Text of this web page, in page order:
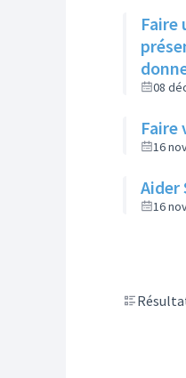
Faire
08
Faire
16
Aider
16